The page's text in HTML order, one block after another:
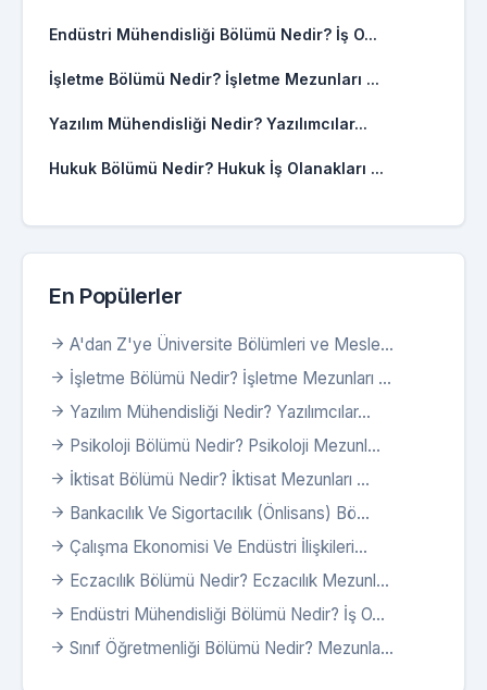
Endüstri Mühendisliği Bölümü Nedir? İş O...
İşletme Bölümü Nedir? İşletme Mezunları ...
Yazılım Mühendisliği Nedir? Yazılımcılar...
Hukuk Bölümü Nedir? Hukuk İş Olanakları ...
En Popülerler
A'dan Z'ye Üniversite Bölümleri ve Mesle...
İşletme Bölümü Nedir? İşletme Mezunları ...
Yazılım Mühendisliği Nedir? Yazılımcılar...
Psikoloji Bölümü Nedir? Psikoloji Mezunl...
İktisat Bölümü Nedir? İktisat Mezunları ...
Bankacılık Ve Sigortacılık (Önlisans) Bö...
Çalışma Ekonomisi Ve Endüstri İlişkileri...
Eczacılık Bölümü Nedir? Eczacılık Mezunl...
Endüstri Mühendisliği Bölümü Nedir? İş O...
Sınıf Öğretmenliği Bölümü Nedir? Mezunla...